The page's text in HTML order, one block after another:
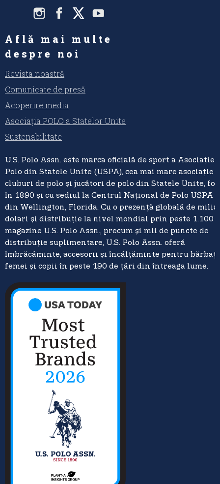
Află mai multe
despre noi
Revista noastră
Comunicate de presă
Acoperire media
Asociația POLO a Statelor Unite
Sustenabilitate
U.S. Polo Assn. este marca oficială de sport a Asociației
Polo din Statele Unite (USPA), cea mai mare asociație
cluburi de polo și jucători de polo din Statele Unite,
în 1890 și cu sediul la Centrul Național de Polo USPA
din Wellington, Florida. Cu o prezență globală de
dolari și distribuție la nivel mondial prin peste 1.100
magazine U.S. Polo Assn., precum și mii de puncte de
distribuție suplimentare, U.S. Polo Assn. oferă
îmbrăcăminte, accesorii și încălțăminte pentru
femei și copii în peste 190 de țări din întreaga lume.